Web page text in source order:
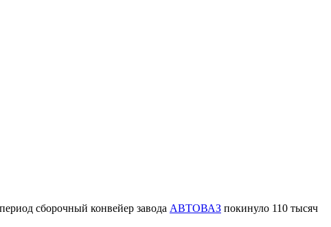
сборочный конвейер завода АВТОВАЗ покинуло 110 тысяч